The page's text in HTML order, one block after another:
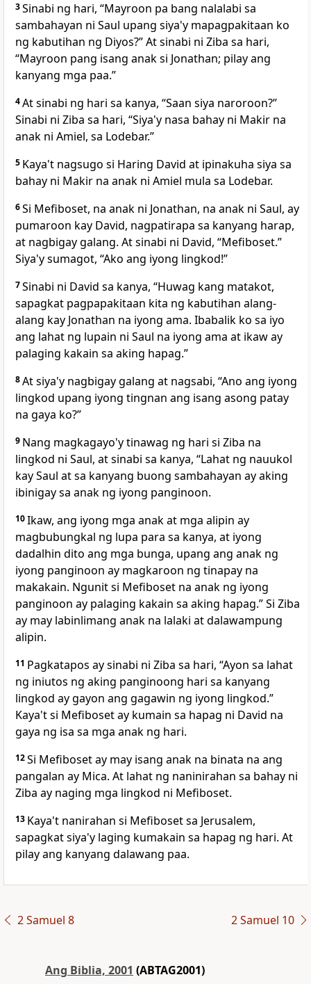
3Sinabi ng hari, “Mayroon pa bang nalalabi sa
sambahayan ni Saul upang siya'y mapagpakitaan ko
ng kabutihan ng Diyos?” At sinabi ni Ziba sa hari,
“Mayroon pang isang anak si Jonathan; pilay ang
kanyang mga paa.”
4At sinabi ng hari sa kanya, “Saan siya naroroon?”
Sinabi ni Ziba sa hari, “Siya'y nasa bahay ni Makir na
anak ni Amiel, sa Lodebar.”
5 Kaya't nagsugo si Haring David at ipinakuha siya sa
bahay ni Makir na anak ni Amiel mula sa Lodebar.
6Si Mefiboset, na anak ni Jonathan, na anak ni Saul, ay
pumaroon kay David, nagpatirapa sa kanyang harap,
at nagbigay galang. At sinabi ni David, “Mefiboset.”
Siya'y sumagot, “Ako ang iyong lingkod!”
7Sinabi ni David sa kanya, “Huwag kang matakot,
sapagkat pagpapakitaan kita ng kabutihan alang-
alang kay Jonathan na iyong ama. Ibabalik ko sa iyo
ang lahat ng lupain ni Saul na iyong ama at ikaw ay
palaging kakain sa aking hapag.”
8At siya'y nagbigay galang at nagsabi, “Ano ang iyong
lingkod upang iyong tingnan ang isang asong patay
na gaya ko?”
9 Nang magkagayo'y tinawag ng hari si Ziba na
lingkod ni Saul, at sinabi sa kanya, “Lahat ng nauukol
kay Saul at sa kanyang buong sambahayan ay aking
ibinigay sa anak ng iyong panginoon.
10Ikaw, ang iyong mga anak at mga alipin ay
magbubungkal ng lupa para sa kanya, at iyong
dadalhin dito ang mga bunga, upang ang anak ng
iyong panginoon ay magkaroon ng tinapay na
makakain. Ngunit si Mefiboset na anak ng iyong
panginoon ay palaging kakain sa aking hapag.” Si Ziba
ay may labinlimang anak na lalaki at dalawampung
alipin.
11 Pagkatapos ay sinabi ni Ziba sa hari, “Ayon sa lahat
ng iniutos ng aking panginoong hari sa kanyang
lingkod ay gayon ang gagawin ng iyong lingkod.”
Kaya't si Mefiboset ay kumain sa hapag ni David na
gaya ng isa sa mga anak ng hari.
12Si Mefiboset ay may isang anak na binata na ang
pangalan ay Mica. At lahat ng naninirahan sa bahay ni
Ziba ay naging mga lingkod ni Mefiboset.
13 Kaya't nanirahan si Mefiboset sa Jerusalem,
sapagkat siya'y laging kumakain sa hapag ng hari. At
pilay ang kanyang dalawang paa.
2 Samuel 8 2 Samuel 10
Ang Biblia, 2001 (ABTAG2001)